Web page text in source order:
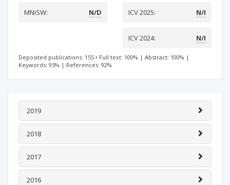
MNiSW:
N/D ICV 2025: N/I
ICV 2024: N/I
Deposited publications: 155 Full text: 100% | Abstract: 100% |
Keywords: 95% | References: 92%
2019
2018
2017
2016